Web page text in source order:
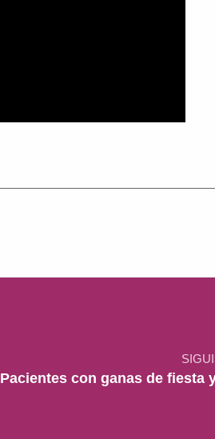
Pacientes con ganas de fiesta